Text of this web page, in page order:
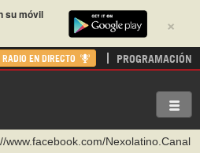
×
su móvil
RADIO EN DIRECTO PROGRAMACIÓN
www.facebook.com/Nexolatino.Canal